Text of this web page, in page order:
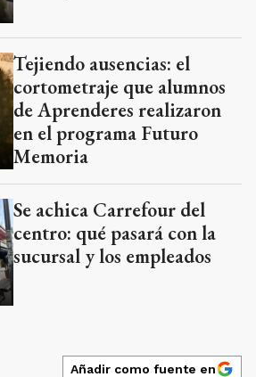
Tejiendo ausencias: el
cortometraje que alumnos
de Aprenderes realizaron
en el programa Futuro
Memoria
Se achica Carrefour del
centro: qué pasará con la
sucursal y los empleados
Añadir como fuente en